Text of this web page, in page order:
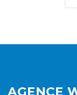
AGENCE